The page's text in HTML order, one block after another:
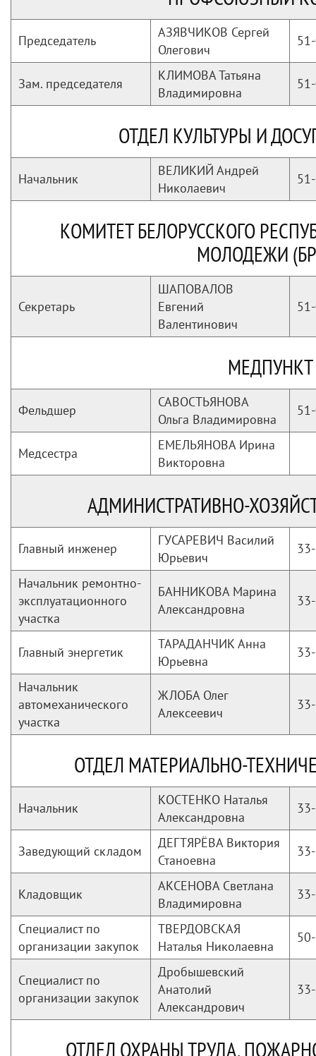
Председатель
АЗЯВЧИКОВ Сергей
Олегович
Зам. председателя
КЛИМОВА Татьяна
Владимировна
ОТДЕЛ КУЛЬТУРЫ И
Начальник
ВЕЛИКИЙ Андрей
Николаевич
КОМИТЕТ БЕЛОРУССКОГО
МОЛОДЕЖИ
Секретарь
ШАПОВАЛОВ
Евгений
Валентинович
МЕДПУНКТ
Фельдшер
САВОСТЬЯНОВА
Ольга Владимировна
Медсестра
ЕМЕЛЬЯНОВА Ирина
Викторовна
АДМИНИСТРАТИВНО-
Главный инженер
ГУСАРЕВИЧ Василий
Юрьевич
Начальник ремонтно-
эксплуатационного
участка
БАННИКОВА Марина
Александровна
Главный энергетик
ТАРАДАНЧИК Анна
Юрьевна
Начальник
автомеханического
участка
ЖЛОБА Олег
Алексеевич
ОТДЕЛ МАТЕРИАЛЬНО-
Начальник
КОСТЕНКО Наталья
Александровна
Заведующий складом
ДЕГТЯРЁВА Виктория
Станоевна
Кладовщик
АКСЕНОВА Светлана
Владимировна
Специалист по
организации закупок
ТВЕРДОВСКАЯ
Наталья Николаевна
Специалист по
организации закупок
Дробышевский
Анатолий
Александрович
ОТДЕЛ ОХРАНЫ ТРУДА,